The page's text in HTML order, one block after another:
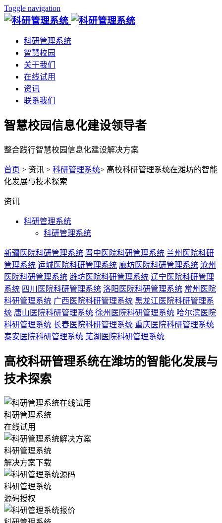
Toggle navigation
科研管理系统
智慧校园
关于我们
在线试用
资讯
联系我们
智慧校园信息化建设领导者
整合践行智慧校园信息化建设解决方案
首页 > 资讯 > 科研管理系统> 高校科研管理系统在潍坊的智能
化发展与技术探索
资讯
科研管理系统
科研管理系统
新疆医院科研管理系统 晋中医院科研管理系统 兰州医院科研
管理系统 运城医院科研管理系统 廊坊医院科研管理系统 沧州
医院科研管理系统 潍坊医院科研管理系统 辽宁医院科研管理
系统 四川医院科研管理系统 洛阳医院科研管理系统 常州医院
科研管理系统 广西医院科研管理系统 黑龙江医院科研管理系
统 唐山医院科研管理系统 徐州医院科研管理系统 哈尔滨医院
科研管理系统 长春医院科研管理系统 重庆医院科研管理系统
泰安医院科研管理系统 芜湖医院科研管理系统
高校科研管理系统在潍坊的智能化发展与
技术探索
科研管理系统
在线试用
科研管理系统
解决方案下载
科研管理系统
源码授权